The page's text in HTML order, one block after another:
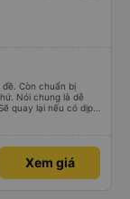
Còn chuẩn bị
Nói chung là dễ
quay lại nếu có dịp
Xem giá